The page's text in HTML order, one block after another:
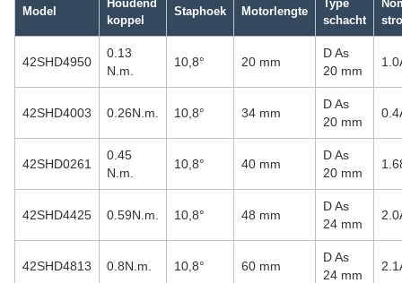
Model
Houdend
koppel
Staphoek Motorlengte
Type
schacht
42SHD4950
0.13
N.m.
10,8° 20 mm
D As
20 mm
42SHD4003 0.26N.m. 10,8° 34 mm
D As
20 mm
42SHD0261
0.45
N.m.
10,8° 40 mm
D As
20 mm
42SHD4425 0.59N.m. 10,8° 48 mm
D As
24 mm
42SHD4813 0.8N.m. 10,8° 60 mm
D As
24 mm